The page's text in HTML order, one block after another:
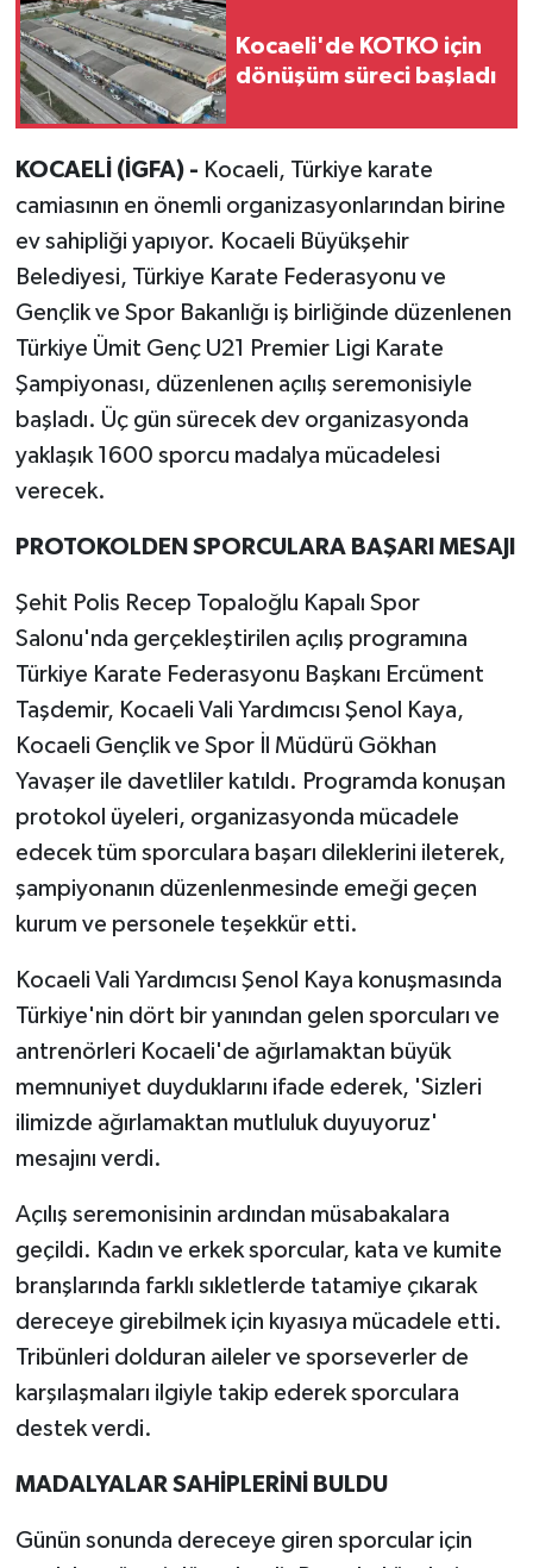
Kocaeli'de KOTKO için
dönüşüm süreci başladı
KOCAELİ (İGFA) - Kocaeli, Türkiye karate
camiasının en önemli organizasyonlarından birine
ev sahipliği yapıyor. Kocaeli Büyükşehir
Belediyesi, Türkiye Karate Federasyonu ve
Gençlik ve Spor Bakanlığı iş birliğinde düzenlenen
Türkiye Ümit Genç U21 Premier Ligi Karate
Şampiyonası, düzenlenen açılış seremonisiyle
başladı. Üç gün sürecek dev organizasyonda
yaklaşık 1600 sporcu madalya mücadelesi
verecek.
PROTOKOLDEN SPORCULARA BAŞARI MESAJI
Şehit Polis Recep Topaloğlu Kapalı Spor
Salonu'nda gerçekleştirilen açılış programına
Türkiye Karate Federasyonu Başkanı Ercüment
Taşdemir, Kocaeli Vali Yardımcısı Şenol Kaya,
Kocaeli Gençlik ve Spor İl Müdürü Gökhan
Yavaşer ile davetliler katıldı. Programda konuşan
protokol üyeleri, organizasyonda mücadele
edecek tüm sporculara başarı dileklerini ileterek,
şampiyonanın düzenlenmesinde emeği geçen
kurum ve personele teşekkür etti.
Kocaeli Vali Yardımcısı Şenol Kaya konuşmasında
Türkiye'nin dört bir yanından gelen sporcuları ve
antrenörleri Kocaeli'de ağırlamaktan büyük
memnuniyet duyduklarını ifade ederek, 'Sizleri
ilimizde ağırlamaktan mutluluk duyuyoruz'
mesajını verdi.
Açılış seremonisinin ardından müsabakalara
geçildi. Kadın ve erkek sporcular, kata ve kumite
branşlarında farklı sıkletlerde tatamiye çıkarak
dereceye girebilmek için kıyasıya mücadele etti.
Tribünleri dolduran aileler ve sporseverler de
karşılaşmaları ilgiyle takip ederek sporculara
destek verdi.
MADALYALAR SAHİPLERİNİ BULDU
Günün sonunda dereceye giren sporcular için